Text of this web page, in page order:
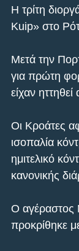
Η τρίτη
Kuip» στο
Μετά την
για πρώτη
είχαν
Οι Κροάτες
ισοπαλία
ημιτελικό
κανονικής
Ο αγέραστος
προκρίθηκε